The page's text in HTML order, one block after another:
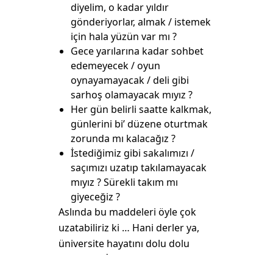
diyelim, o kadar yıldır
gönderiyorlar, almak / istemek
için hala yüzün var mı ?
Gece yarılarına kadar sohbet
edemeyecek / oyun
oynayamayacak / deli gibi
sarhoş olamayacak mıyız ?
Her gün belirli saatte kalkmak,
günlerini bi’ düzene oturtmak
zorunda mı kalacağız ?
İstediğimiz gibi sakalımızı /
saçımızı uzatıp takılamayacak
mıyız ? Sürekli takım mı
giyeceğiz ?
Aslında bu maddeleri öyle çok
uzatabiliriz ki … Hani derler ya,
üniversite hayatını dolu dolu